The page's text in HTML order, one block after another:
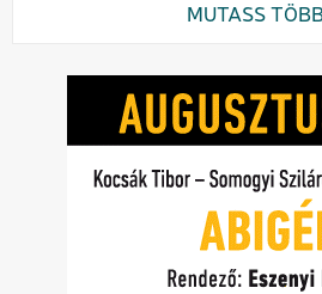
MUTASS